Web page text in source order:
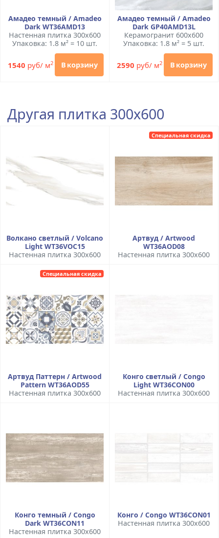
Амадео темный / Amadeo
Dark WT36AMD13
Настенная плитка 300x600
Упаковка: 1.8 м² = 10 шт.
1540 руб/ м2 В корзину
Амадео темный / Amadeo
Dark GP40AMD13L
Керамогранит 600x600
Упаковка: 1.8 м² = 5 шт.
2590 руб/ м2 В корзину
Другая плитка 300x600
Волкано светлый / Volcano
Light WT36VOC15
Настенная плитка 300x600
Специальная скидка
Артвуд / Artwood
WT36AOD08
Настенная плитка 300x600
Специальная скидка
Артвуд Паттерн / Artwood
Pattern WT36AOD55
Настенная плитка 300x600
Конго светлый / Congo
Light WT36CON00
Настенная плитка 300x600
Конго темный / Congo
Dark WT36CON11
Настенная плитка 300x600
Конго / Congo WT36CON01
Настенная плитка 300x600